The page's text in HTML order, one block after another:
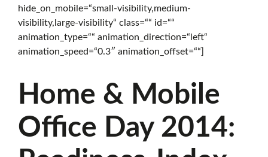
e
hide_on_mobile=“small-visibility,medium-
visibility,large-visibility“ class=““ id=““
animation_type=““ animation_direction=“left“
animation_speed=“0.3″ animation_offset=““]
Home & Mobile
Office Day 2014: